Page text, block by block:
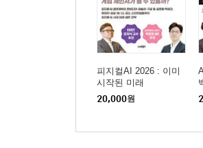
이미지를 움직이는 영상으
아바타로 뉴스 방송을, 신세
내 얼굴로 아바타 영상 만
숏폼 영상 편집을 글쓰기
숏폼을 위한 무료 영상 클
한 번의 클릭으로 변신－귀
피지컬AI 2026 : 이미
시작된 미래
20,000원